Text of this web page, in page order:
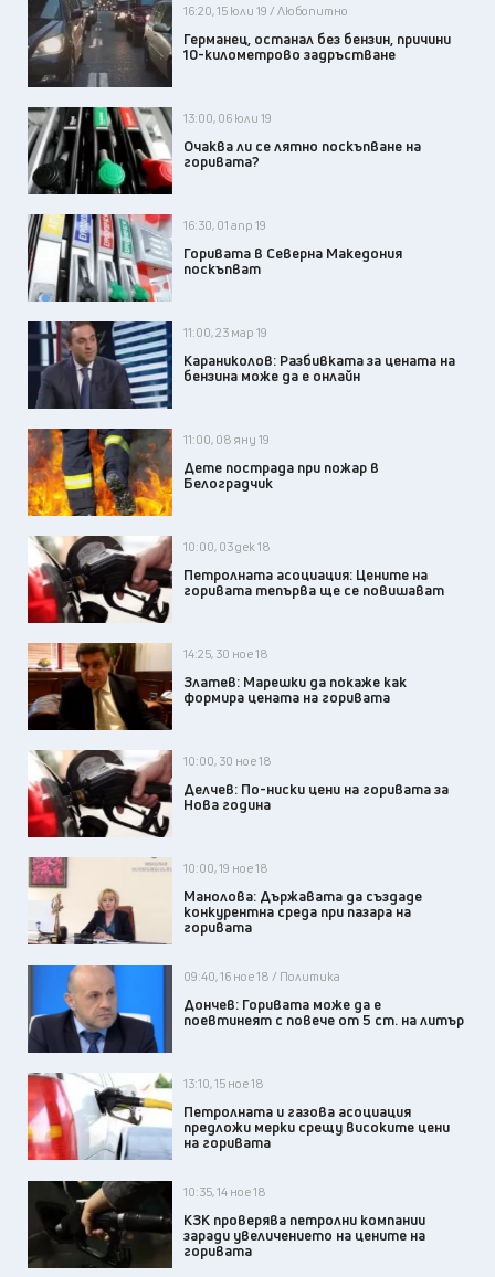
16:20, 15 юли 19 / Любопитно
Германец, останал без бензин, причини
10-километрово задръстване
13:00, 06 юли 19
Очаква ли се лятно поскъпване на
горивата?
16:30, 01 апр 19
Горивата в Северна Македония
поскъпват
11:00, 23 мар 19
Караниколов: Разбивката за цената на
бензина може да e онлайн
11:00, 08 яну 19
Дете пострада при пожар в
Белоградчик
10:00, 03 дек 18
Петролната асоциация: Цените на
горивата тепърва ще се повишават
14:25, 30 ное 18
Златев: Марешки да покаже как
формира цената на горивата
10:00, 30 ное 18
Делчев: По-ниски цени на горивата за
Нова година
10:00, 19 ное 18
Манолова: Държавата да създаде
конкурентна среда при пазара на
горивата
09:40, 16 ное 18 / Политика
Дончев: Горивата може да е
поевтинеят с повече от 5 ст. на литър
13:10, 15 ное 18
Петролната и газова асоциация
предложи мерки срещу високите цени
на горивата
10:35, 14 ное 18
КЗК проверява петролни компании
заради увеличението на цените на
горивата